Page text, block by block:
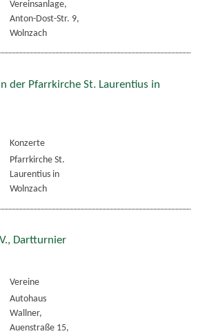
Vereinsanlage,
Anton-Dost-Str. 9,
Wolnzach
der Pfarrkirche St. Laurentius in
Konzerte
Pfarrkirche St.
Laurentius in
Wolnzach
Dartturnier
Vereine
Autohaus
Wallner,
Auenstraße 15,